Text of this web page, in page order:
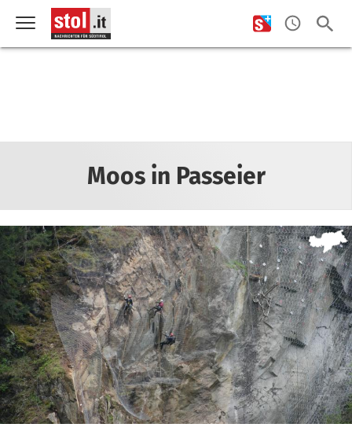
Moos in Passeier